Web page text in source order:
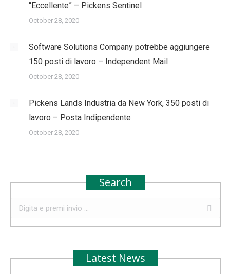
“Eccellente” – Pickens Sentinel
October 28, 2020
Software Solutions Company potrebbe aggiungere
150 posti di lavoro – Independent Mail
October 28, 2020
Pickens Lands Industria da New York, 350 posti di
lavoro – Posta Indipendente
October 28, 2020
Search
Search:
Latest News